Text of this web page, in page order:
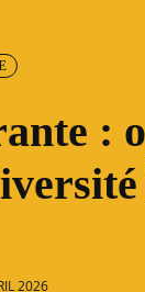
:
2026